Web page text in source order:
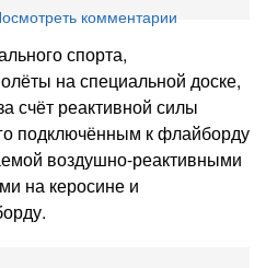
комментарии
спорта,
на специальной доске,
счёт реактивной силы
подключённым к флайборду
воздушно-реактивными
на керосине и